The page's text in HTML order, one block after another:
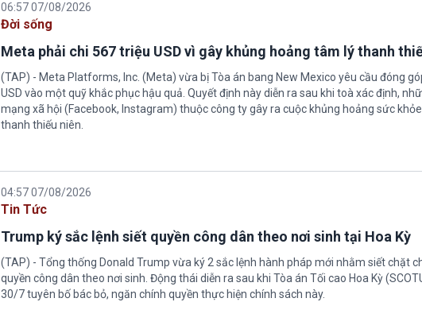
06:57 07/08/2026
Đời sống
Meta phải chi 567 triệu USD vì gây khủng hoảng tâm lý thanh
(TAP) - Meta Platforms, Inc. (Meta) vừa bị Tòa án bang New Mexico yêu cầu đóng
USD vào một quỹ khắc phục hậu quả. Quyết định này diễn ra sau khi toà xác định,
mạng xã hội (Facebook, Instagram) thuộc công ty gây ra cuộc khủng hoảng sức
thanh thiếu niên.
04:57 07/08/2026
Tin Tức
Trump ký sắc lệnh siết quyền công dân theo nơi sinh tại Hoa Kỳ
(TAP) - Tổng thống Donald Trump vừa ký 2 sắc lệnh hành pháp mới nhằm siết chặt
quyền công dân theo nơi sinh. Động thái diễn ra sau khi Tòa án Tối cao Hoa Kỳ
30/7 tuyên bố bác bỏ, ngăn chính quyền thực hiện chính sách này.